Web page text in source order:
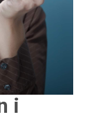
i